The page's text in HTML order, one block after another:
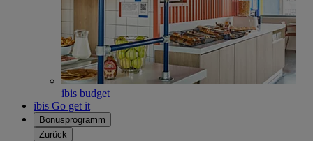
ibis budget
ibis Go get it
Bonusprogramm
Zurück